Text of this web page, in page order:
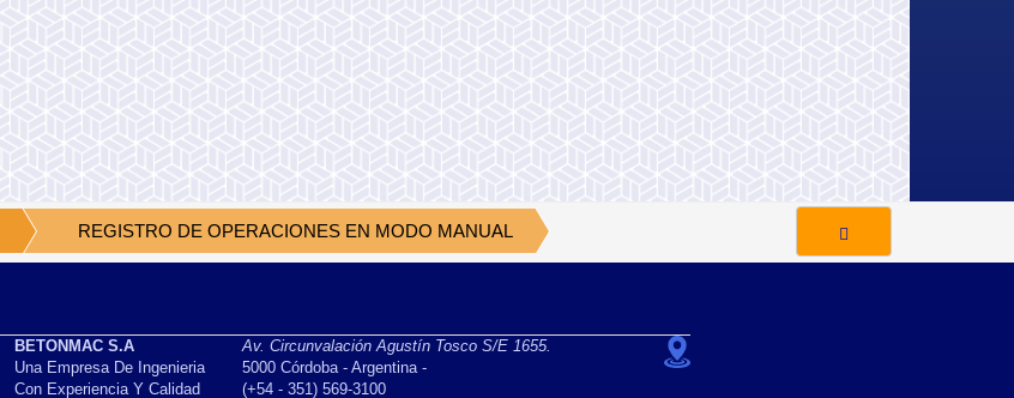
REGISTRO DE OPERACIONES EN MODO MANUAL
BETONMAC S.A
Una Empresa De Ingenieria
Con Experiencia Y Calidad
Av. Circunvalación Agustín Tosco S/E 1655.
5000 Córdoba - Argentina -
(+54 - 351) 569-3100